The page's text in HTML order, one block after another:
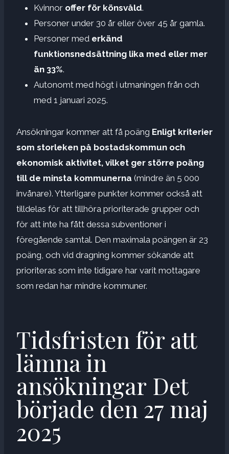
Kvinnor offer för könsvåld.
Personer under 30 år eller över 45 år gamla.
Personer med erkänd
funktionsnedsättning lika med eller mer
än 33%.
Autonomt med högt i utmaningen från och
med 1 januari 2025.
Ansökningar kommer att få poäng Enligt kriterier
som storleken på bostadskommun och
ekonomisk aktivitet, vilket ger större poäng
till de minsta kommunerna (mindre än 5 000
invånare). Ytterligare punkter kommer också att
tilldelas för att tillhöra prioriterade grupper och
för att inte ha fått dessa subventioner i
föregående samtal. Den maximala poängen är 23
poäng, och vid dragning kommer sökande att
prioriteras som inte tidigare har varit mottagare
som redan har mindre kommuner.
Tidsfristen för att
lämna in
ansökningar Det
började den 27 maj
2025